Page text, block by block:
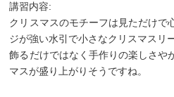
講習内容:
クリスマスのモチーフは見ただけで
ジが強い水引で小さなクリスマスリ
飾るだけではなく手作りの楽しさや
マスが盛り上がりそうですね。